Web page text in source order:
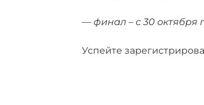
— финал – с 30 октября
Успейте